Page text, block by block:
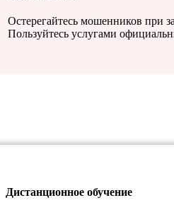
Остерегайтесь мошенников при
Пользуйтесь услугами
Дистанционное обучение